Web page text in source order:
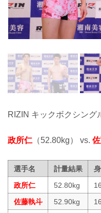
RIZIN キックボクシング
政所仁 （52.80kg） vs.
選手名 計量結果
政所仁
52.80kg
佐藤執斗
52.90kg